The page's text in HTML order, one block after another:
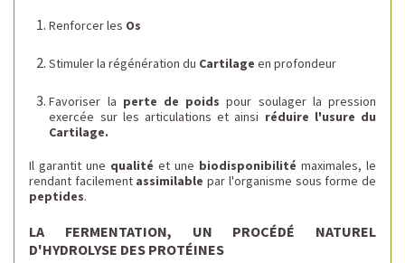
Renforcer les Os
Stimuler la régénération du Cartilage en profondeur
Favoriser la perte de poidspour soulager la pression
exercée sur les articulations et ainsi réduire l'usure du
Cartilage.
Il garantit une qualité et une biodisponibilité maximales, le
rendant facilementassimilablepar l'organisme sous forme de
peptides.
LA FERMENTATION, UN PROCÉDÉ NATUREL
D'HYDROLYSE DES PROTÉINES